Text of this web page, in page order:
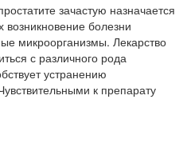
зачастую назначается
болезни
микроорганизмы. Лекарство
с различного рода
устранению
к препарату